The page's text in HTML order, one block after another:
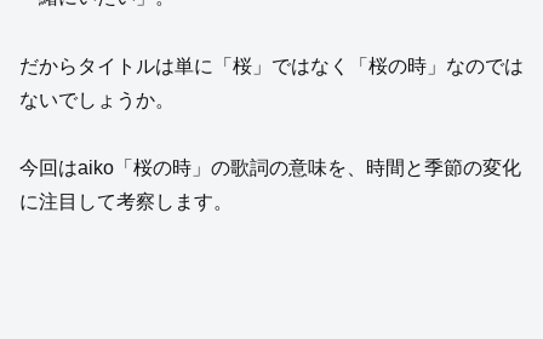
だからタイトルは単に「桜」ではなく「桜の時」なのでは
ないでしょうか。
今回はaiko「桜の時」の歌詞の意味を、時間と季節の変化
に注目して考察します。